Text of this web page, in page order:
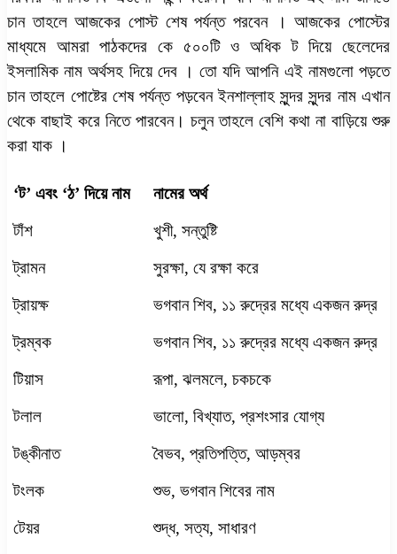
চান তাহলে আজকের পোস্ট শেষ পর্যন্ত পরবেন । আজকের পোস্টের
মাধ্যমে আমরা পাঠকদের কে ৫০০টি ও অধিক ট দিয়ে ছেলেদের
ইসলামিক নাম অর্থসহ দিয়ে দেব । তো যদি আপনি এই নামগুলো পড়তে
চান তাহলে পোষ্টের শেষ পর্যন্ত পড়বেন ইনশাল্লাহ সুন্দর সুন্দর নাম এখান
থেকে বাছাই করে নিতে পারবেন। চলুন তাহলে বেশি কথা না বাড়িয়ে শুরু
করা যাক ।
‘ট’ এবং ‘ঠ’ দিয়ে নাম
নামের অর্থ
টাঁশ
খুশী, সন্তুষ্টি
ট্রামন
সুরক্ষা, যে রক্ষা করে
ট্রায়ক্ষ
ভগবান শিব, ১১ রুদ্রের মধ্যে একজন রুদ্র
ট্রম্বক
ভগবান শিব, ১১ রুদ্রের মধ্যে একজন রুদ্র
টিয়াস
রূপা, ঝলমলে, চকচকে
টলাল
ভালো, বিখ্যাত, প্রশংসার যোগ্য
টঙ্কীনাত
বৈভব, প্রতিপত্তি, আড়ম্বর
টংলক
শুভ, ভগবান শিবের নাম
টেয়র
শুদ্ধ, সত্য, সাধারণ